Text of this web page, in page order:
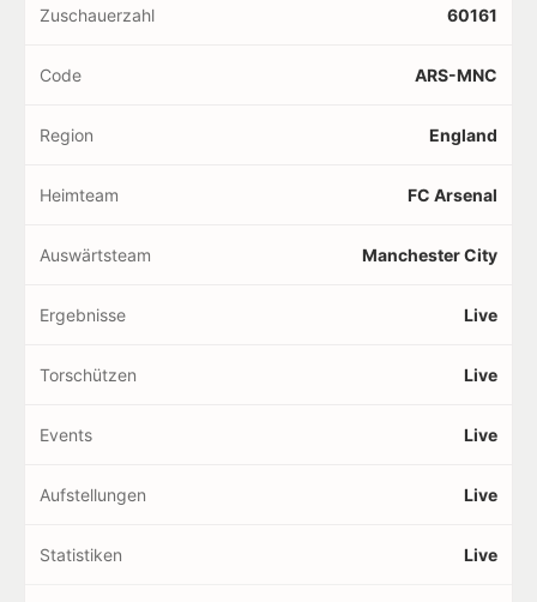
Zuschauerzahl 60161
Code ARS-MNC
Region England
Heimteam FC Arsenal
Auswärtsteam Manchester City
Ergebnisse Live
Torschützen Live
Events Live
Aufstellungen Live
Statistiken Live